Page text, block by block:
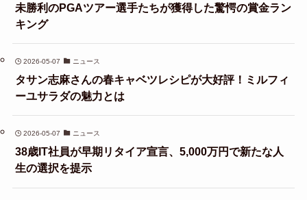
未勝利のPGAツアー選手たちが獲得した驚愕の賞金ラン
キング
2026-05-07 ニュース
タサン志麻さんの春キャベツレシピが大好評！ミルフィ
ーユサラダの魅力とは
2026-05-07 ニュース
38歳IT社員が早期リタイア宣言、5,000万円で新たな人
生の選択を提示